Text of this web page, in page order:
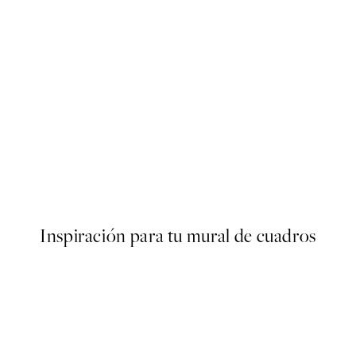
Inspiración para tu mural de cuadros